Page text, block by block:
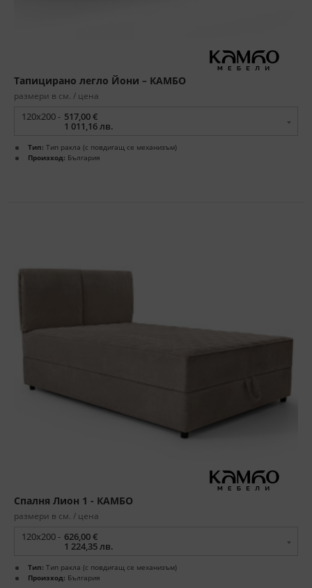
Тапицирано легло Йони – КАМБО
размери в см. / цена
120x200 - 517,00 €
1 011,16 лв.
Тип: Тип ракла (с повдигащ се механизъм)
Произход: България
Спалня Лион 1 - КАМБО
размери в см. / цена
120x200 - 626,00 €
1 224,35 лв.
Тип: Тип ракла (с повдигащ се механизъм)
Произход: България